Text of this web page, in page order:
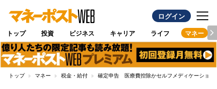
ログイン
トップ 投資 ビジネス キャリア ライフ マネー
トップ マネー 税金・給付 確定申告 医療費控除かセルフメディケーション